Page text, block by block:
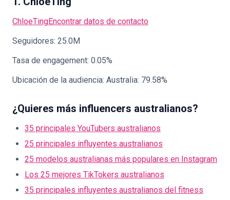
ChloeTingEncontrar datos de contacto
Seguidores: 25.0M
Tasa de engagement: 0.05%
Ubicación de la audiencia: Australia: 79.58%
¿Quieres más influencers australianos?
35 principales YouTubers australianos
25 principales influyentes australianos
25 modelos australianas más populares en Instagram
Los 25 mejores TikTokers australianos
35 principales influyentes australianos del fitness